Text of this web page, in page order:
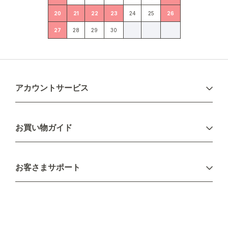
20 21 22 23 24 25 26
27 28 29 30
アカウントサービス
新規会員登録
お買い物ガイド
配送について
不良品・返品について
お客さまサポート